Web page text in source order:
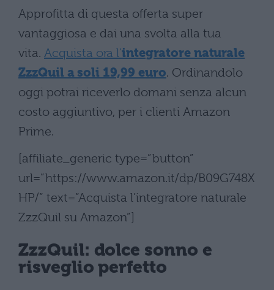
Approfitta di questa offerta super
vantaggiosa e dai una svolta alla tua
vita. Acquista ora l’integratore naturale
ZzzQuil a soli 19,99 euro. Ordinandolo
oggi potrai riceverlo domani senza alcun
costo aggiuntivo, per i clienti Amazon
Prime.
[affiliate_generic type=”button”
url=”https://www.amazon.it/dp/B09G748X
HP/” text=”Acquista l’integratore naturale
ZzzQuil su Amazon”]
ZzzQuil: dolce sonno e
risveglio perfetto